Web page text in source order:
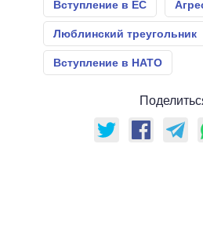
Вступление в ЕС
Люблинский треугольник
Вступление в НАТО